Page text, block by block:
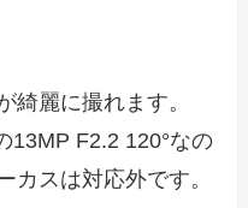
綺麗に撮れます。
13MP F2.2 120°なの
カスは対応外です。